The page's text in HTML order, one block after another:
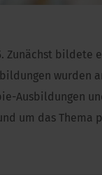
Zunächst bildete
wurden
Ausbildungen
um das